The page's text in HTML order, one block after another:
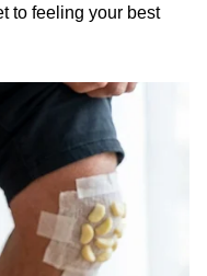
రాశి వారు మంచి
వీళ్లు జీవితంలో
వెళతారు.
అనుకున్న దానికంటే